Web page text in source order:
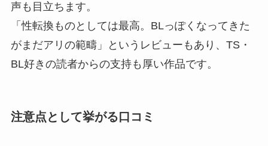
声も目立ちます。
「性転換ものとしては最高。BLっぽくなってきた
がまだアリの範疇」というレビューもあり、TS・
BL好きの読者からの支持も厚い作品です。
注意点として挙がる口コミ